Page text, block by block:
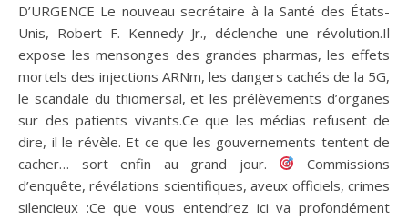
D’URGENCE Le nouveau secrétaire à la Santé des États-
Unis, Robert F. Kennedy Jr., déclenche une révolution.Il
expose les mensonges des grandes pharmas, les effets
mortels des injections ARNm, les dangers cachés de la 5G,
le scandale du thiomersal, et les prélèvements d’organes
sur des patients vivants.Ce que les médias refusent de
dire, il le révèle. Et ce que les gouvernements tentent de
cacher… sort enfin au grand jour.
Commissions
d’enquête, révélations scientifiques, aveux officiels, crimes
silencieux :Ce que vous entendrez ici va profondément